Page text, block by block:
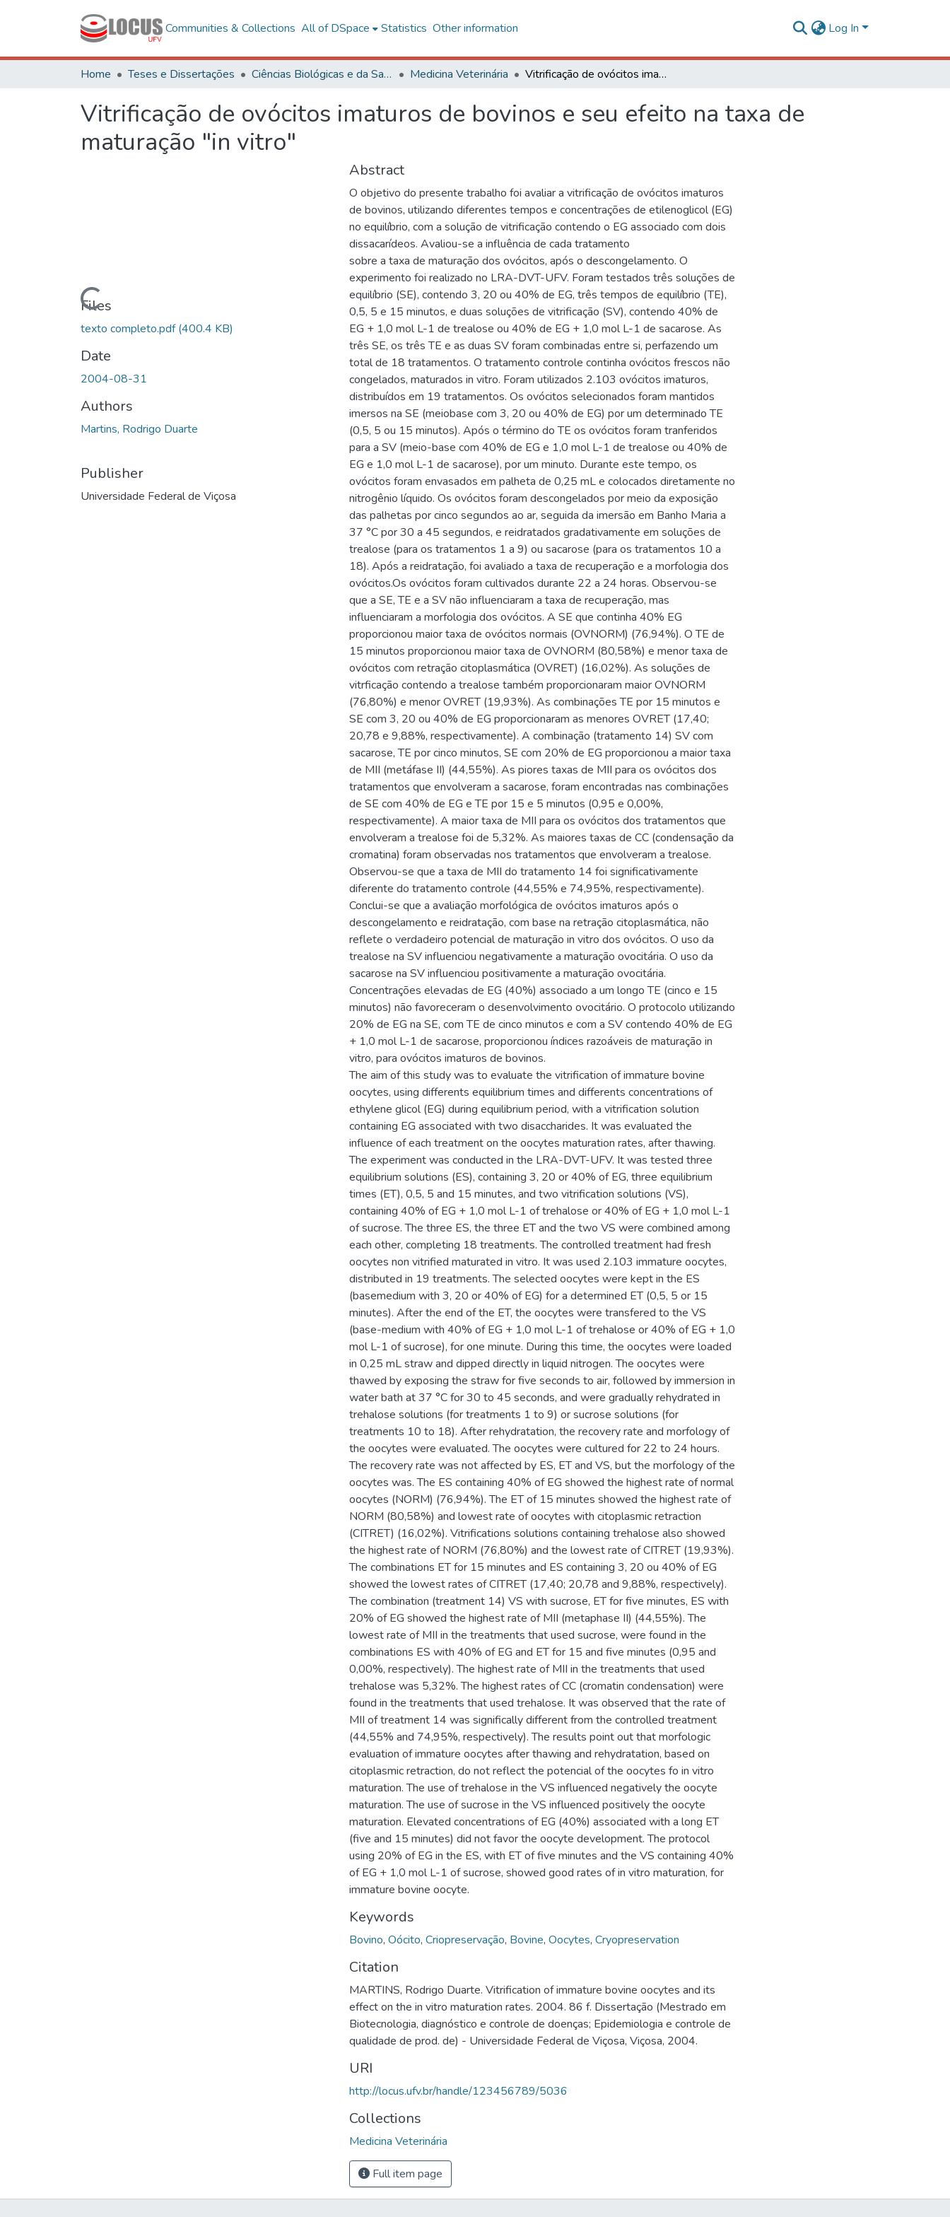
Communities & Collections All of DSpace Statistics Other information Log In
Home Teses e Dissertações Ciências Biológicas e da Saúde Medicina Veterinária Vitrificação de ovócitos imaturos de bovinos e seu efeito na taxa de maturação "in vitro"
Vitrificação de ovócitos imaturos de bovinos e seu efeito na taxa de
maturação "in vitro"
Loading...
Files
texto completo.pdf(400.4 KB)
Date
2004-08-31
Authors
Martins, Rodrigo Duarte
Publisher
Universidade Federal de Viçosa
Abstract
O objetivo do presente trabalho foi avaliar a vitrificação de ovócitos imaturos
de bovinos, utilizando diferentes tempos e concentrações de etilenoglicol (EG)
no equilíbrio, com a solução de vitrificação contendo o EG associado com dois
dissacarídeos. Avaliou-se a influência de cada tratamento
sobre a taxa de maturação dos ovócitos, após o descongelamento. O
experimento foi realizado no LRA-DVT-UFV. Foram testados três soluções de
equilíbrio (SE), contendo 3, 20 ou 40% de EG, três tempos de equilíbrio (TE),
0,5, 5 e 15 minutos, e duas soluções de vitrificação (SV), contendo 40% de
EG + 1,0 mol L-1 de trealose ou 40% de EG + 1,0 mol L-1 de sacarose. As
três SE, os três TE e as duas SV foram combinadas entre si, perfazendo um
total de 18 tratamentos. O tratamento controle continha ovócitos frescos não
congelados, maturados in vitro. Foram utilizados 2.103 ovócitos imaturos,
distribuídos em 19 tratamentos. Os ovócitos selecionados foram mantidos
imersos na SE (meiobase com 3, 20 ou 40% de EG) por um determinado TE
(0,5, 5 ou 15 minutos). Após o término do TE os ovócitos foram tranferidos
para a SV (meio-base com 40% de EG e 1,0 mol L-1 de trealose ou 40% de
EG e 1,0 mol L-1 de sacarose), por um minuto. Durante este tempo, os
ovócitos foram envasados em palheta de 0,25 mL e colocados diretamente no
nitrogênio líquido. Os ovócitos foram descongelados por meio da exposição
das palhetas por cinco segundos ao ar, seguida da imersão em Banho Maria a
37 °C por 30 a 45 segundos, e reidratados gradativamente em soluções de
trealose (para os tratamentos 1 a 9) ou sacarose (para os tratamentos 10 a
18). Após a reidratação, foi avaliado a taxa de recuperação e a morfologia dos
ovócitos.Os ovócitos foram cultivados durante 22 a 24 horas. Observou-se
que a SE, TE e a SV não influenciaram a taxa de recuperação, mas
influenciaram a morfologia dos ovócitos. A SE que continha 40% EG
proporcionou maior taxa de ovócitos normais (OVNORM) (76,94%). O TE de
15 minutos proporcionou maior taxa de OVNORM (80,58%) e menor taxa de
ovócitos com retração citoplasmática (OVRET) (16,02%). As soluções de
vitrficação contendo a trealose também proporcionaram maior OVNORM
(76,80%) e menor OVRET (19,93%). As combinações TE por 15 minutos e
SE com 3, 20 ou 40% de EG proporcionaram as menores OVRET (17,40;
20,78 e 9,88%, respectivamente). A combinação (tratamento 14) SV com
sacarose, TE por cinco minutos, SE com 20% de EG proporcionou a maior taxa
de MII (metáfase II) (44,55%). As piores taxas de MII para os ovócitos dos
tratamentos que envolveram a sacarose, foram encontradas nas combinações
de SE com 40% de EG e TE por 15 e 5 minutos (0,95 e 0,00%,
respectivamente). A maior taxa de MII para os ovócitos dos tratamentos que
envolveram a trealose foi de 5,32%. As maiores taxas de CC (condensação da
cromatina) foram observadas nos tratamentos que envolveram a trealose.
Observou-se que a taxa de MII do tratamento 14 foi significativamente
diferente do tratamento controle (44,55% e 74,95%, respectivamente).
Conclui-se que a avaliação morfológica de ovócitos imaturos após o
descongelamento e reidratação, com base na retração citoplasmática, não
reflete o verdadeiro potencial de maturação in vitro dos ovócitos. O uso da
trealose na SV influenciou negativamente a maturação ovocitária. O uso da
sacarose na SV influenciou positivamente a maturação ovocitária.
Concentrações elevadas de EG (40%) associado a um longo TE (cinco e 15
minutos) não favoreceram o desenvolvimento ovocitário. O protocolo utilizando
20% de EG na SE, com TE de cinco minutos e com a SV contendo 40% de EG
+ 1,0 mol L-1 de sacarose, proporcionou índices razoáveis de maturação in
vitro, para ovócitos imaturos de bovinos.
The aim of this study was to evaluate the vitrification of immature bovine
oocytes, using differents equilibrium times and differents concentrations of
ethylene glicol (EG) during equilibrium period, with a vitrification solution
containing EG associated with two disaccharides. It was evaluated the
influence of each treatment on the oocytes maturation rates, after thawing.
The experiment was conducted in the LRA-DVT-UFV. It was tested three
equilibrium solutions (ES), containing 3, 20 or 40% of EG, three equilibrium
times (ET), 0,5, 5 and 15 minutes, and two vitrification solutions (VS),
containing 40% of EG + 1,0 mol L-1 of trehalose or 40% of EG + 1,0 mol L-1
of sucrose. The three ES, the three ET and the two VS were combined among
each other, completing 18 treatments. The controlled treatment had fresh
oocytes non vitrified maturated in vitro. It was used 2.103 immature oocytes,
distributed in 19 treatments. The selected oocytes were kept in the ES
(basemedium with 3, 20 or 40% of EG) for a determined ET (0,5, 5 or 15
minutes). After the end of the ET, the oocytes were transfered to the VS
(base-medium with 40% of EG + 1,0 mol L-1 of trehalose or 40% of EG + 1,0
mol L-1 of sucrose), for one minute. During this time, the oocytes were loaded
in 0,25 mL straw and dipped directly in liquid nitrogen. The oocytes were
thawed by exposing the straw for five seconds to air, followed by immersion in
water bath at 37 °C for 30 to 45 seconds, and were gradually rehydrated in
trehalose solutions (for treatments 1 to 9) or sucrose solutions (for
treatments 10 to 18). After rehydratation, the recovery rate and morfology of
the oocytes were evaluated. The oocytes were cultured for 22 to 24 hours.
The recovery rate was not affected by ES, ET and VS, but the morfology of the
oocytes was. The ES containing 40% of EG showed the highest rate of normal
oocytes (NORM) (76,94%). The ET of 15 minutes showed the highest rate of
NORM (80,58%) and lowest rate of oocytes with citoplasmic retraction
(CITRET) (16,02%). Vitrifications solutions containing trehalose also showed
the highest rate of NORM (76,80%) and the lowest rate of CITRET (19,93%).
The combinations ET for 15 minutes and ES containing 3, 20 ou 40% of EG
showed the lowest rates of CITRET (17,40; 20,78 and 9,88%, respectively).
The combination (treatment 14) VS with sucrose, ET for five minutes, ES with
20% of EG showed the highest rate of MII (metaphase II) (44,55%). The
lowest rate of MII in the treatments that used sucrose, were found in the
combinations ES with 40% of EG and ET for 15 and five minutes (0,95 and
0,00%, respectively). The highest rate of MII in the treatments that used
trehalose was 5,32%. The highest rates of CC (cromatin condensation) were
found in the treatments that used trehalose. It was observed that the rate of
MII of treatment 14 was significally different from the controlled treatment
(44,55% and 74,95%, respectively). The results point out that morfologic
evaluation of immature oocytes after thawing and rehydratation, based on
citoplasmic retraction, do not reflect the potencial of the oocytes fo in vitro
maturation. The use of trehalose in the VS influenced negatively the oocyte
maturation. The use of sucrose in the VS influenced positively the oocyte
maturation. Elevated concentrations of EG (40%) associated with a long ET
(five and 15 minutes) did not favor the oocyte development. The protocol
using 20% of EG in the ES, with ET of five minutes and the VS containing 40%
of EG + 1,0 mol L-1 of sucrose, showed good rates of in vitro maturation, for
immature bovine oocyte.
Keywords
Bovino, Oócito, Criopreservação, Bovine, Oocytes, Cryopreservation
Citation
MARTINS, Rodrigo Duarte. Vitrification of immature bovine oocytes and its
effect on the in vitro maturation rates. 2004. 86 f. Dissertação (Mestrado em
Biotecnologia, diagnóstico e controle de doenças; Epidemiologia e controle de
qualidade de prod. de) - Universidade Federal de Viçosa, Viçosa, 2004.
URI
http://locus.ufv.br/handle/123456789/5036
Collections
Medicina Veterinária
Full item page